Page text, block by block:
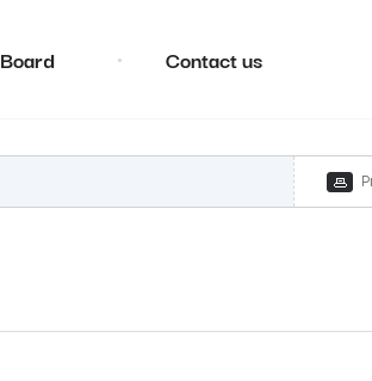
Board Contact us